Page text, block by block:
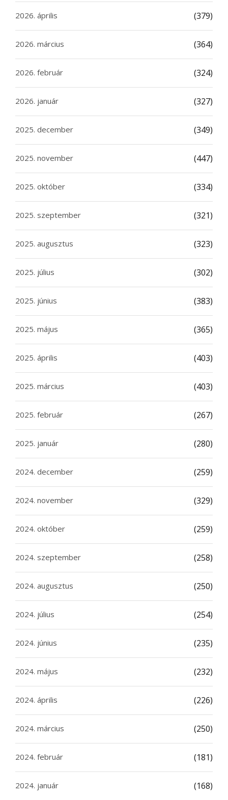
2026. április (379)
2026. március (364)
2026. február (324)
2026. január (327)
2025. december (349)
2025. november (447)
2025. október (334)
2025. szeptember (321)
2025. augusztus (323)
2025. július (302)
2025. június (383)
2025. május (365)
2025. április (403)
2025. március (403)
2025. február (267)
2025. január (280)
2024. december (259)
2024. november (329)
2024. október (259)
2024. szeptember (258)
2024. augusztus (250)
2024. július (254)
2024. június (235)
2024. május (232)
2024. április (226)
2024. március (250)
2024. február (181)
2024. január (168)